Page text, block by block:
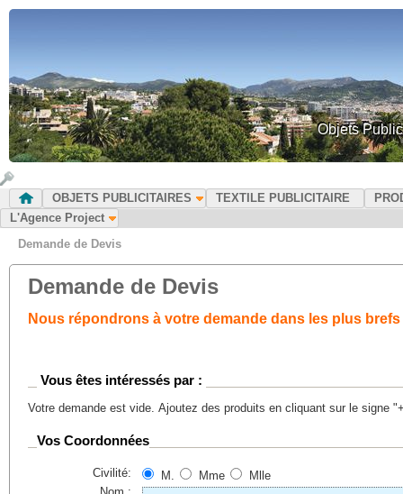
Objets
OBJETS PUBLICITAIRES TEXTILE PUBLICITAIRE
L'Agence Project
Demande de Devis
Demande de Devis
Nous répondrons à votre demande dans les plus brefs
Vous êtes intéressés par :
Votre demande est vide. Ajoutez des produits en cliquant sur le signe
Vos Coordonnées
Civilité: M. Mme
Mlle